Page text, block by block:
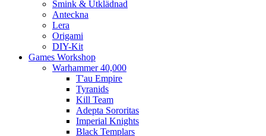
Smink & Utklädnad
Anteckna
Lera
Origami
DIY-Kit
Games Workshop
Warhammer 40,000
T'au Empire
Tyranids
Kill Team
Adepta Sororitas
Imperial Knights
Black Templars